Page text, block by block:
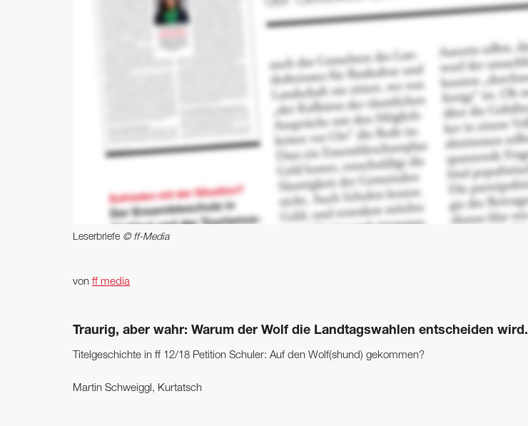
Leserbriefe © ff-Media
von ff media
Traurig, aber wahr: Warum der Wolf die Landtagswahlen entscheiden wird.
Titelgeschichte in ff 12/18 Petition Schuler: Auf den Wolf(shund) gekommen?
Martin Schweiggl, Kurtatsch